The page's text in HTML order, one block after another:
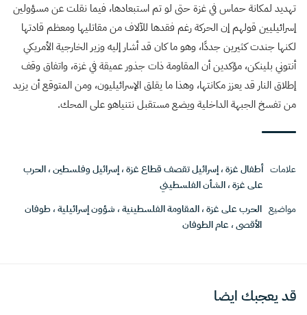
تهديد لمكانة حماس في غزة حتى لو تم استبعادها، فيما نقلت عن مسؤولين
إسرائيليين قولهم إن الحركة رغم فقدها للآلاف من مقاتليها ومعظم قادتها
لكنها جندت كثيرين جددًا، وهو ما كان قد أشار إليه وزير الخارجية الأمريكي
أنتوني بلينكن، مؤكدين أن المقاومة ذات جذور عميقة في غزة، واتفاق وقف
إطلاق النار قد يعزز مكانتها، وهذا ما يقلق الإسرائيليون، ومن المتوقع أن يزيد
من تفسخ الجبهة الداخلية ويضع مستقبل نتنياهو على المحك.
علامات أطفال غزة،إسرائيل تقصف قطاع غزة،إسرائيل وفلسطين،الحرب
على غزة،الشأن الفلسطيني
مواضيع الحرب على غزة،المقاومة الفلسطينية، شؤون إسرائيلية، طوفان
الأقصى، عام الطوفان
قد يعجبك ايضا